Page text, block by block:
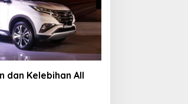
dan Kelebihan All